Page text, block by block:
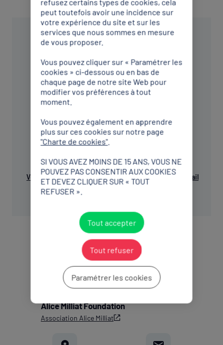
Aisne
Comité Départemental Olympique et Sportif
Aisne
CDOS
Voir sur le plan 0323286092 Envoyer un mail
Alice Milliat Foundation
Association Alice Milliat
Membres associés
peut toutefois avoir une incidence sur
votre expérience du site et sur les
services que nous sommes en mesure
de vous proposer.
Vous pouvez cliquer sur « Paramétrer les
cookies » ci-dessous ou en bas de
chaque page de notre site Web pour
modifier vos préférences à tout
moment.
Vous pouvez également en apprendre
plus sur ces cookies sur notre page
"Charte de cookies".
SI VOUS AVEZ MOINS DE 15 ANS, VOUS NE
POUVEZ PAS CONSENTIR AUX COOKIES
ET DEVEZ CLIQUER SUR « TOUT
REFUSER ».
Tout accepter
Tout refuser
Paramétrer les cookies